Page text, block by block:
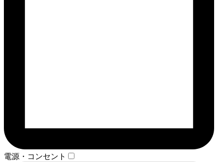
電源・コンセント